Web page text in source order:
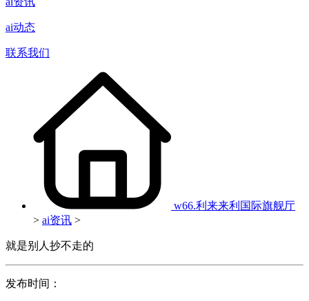
ai动态
联系我们
w66.利来来利国际旗舰厅
> ai资讯 >
就是别人抄不走的
发布时间：